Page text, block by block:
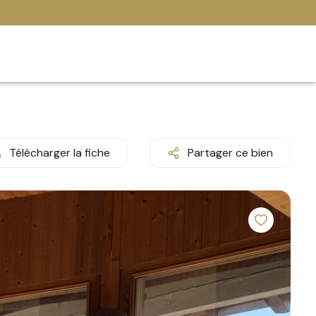
Télécharger la fiche Partager ce bien